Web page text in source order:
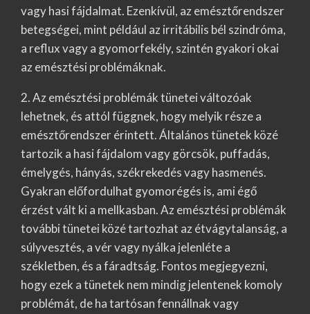
vagy hasi fájdalmat. Ezenkívül, az emésztőrendszer
betegségei, mint például az irritábilis bél szindróma,
a reflux vagy a gyomorfekély, szintén gyakori okai
az emésztési problémáknak.
2. Az emésztési problémák tünetei változóak
lehetnek, és attól függnek, hogy melyik része a
emésztőrendszer érintett. Általános tünetek közé
tartozik a hasi fájdalom vagy görcsök, puffadás,
émelygés, hányás, székrekedés vagy hasmenés.
Gyakran előfordulhat gyomorégés is, ami égő
érzést vált ki a mellkasban. Az emésztési problémák
további tünetei közé tartozhat az étvágytalanság, a
súlyvesztés, a vér vagy nyálka jelenléte a
székletben, és a fáradtság. Fontos megjegyezni,
hogy ezek a tünetek nem mindig jelentenek komoly
problémát, de ha tartósan fennállnak vagy